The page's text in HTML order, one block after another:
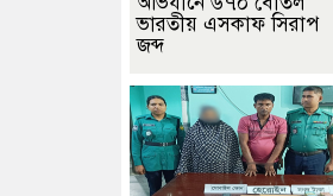
ভারতীয় এসকাফ সিরাপ
জব্দ